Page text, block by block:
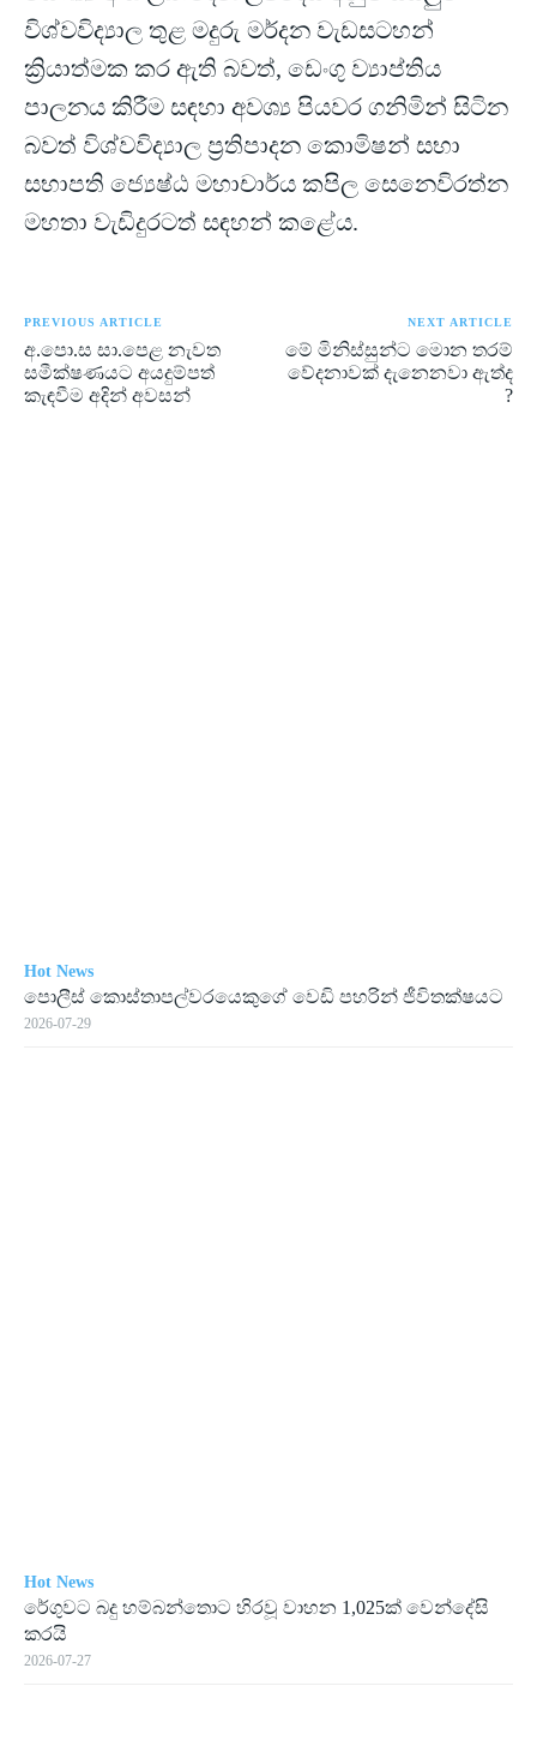
විශ්වවිද්‍යාල තුළ මදුරු මර්දන වැඩසටහන්
ක්‍රියාත්මක කර ඇති බවත්, ඩෙංගු ව්‍යාප්තිය
පාලනය කිරීම සඳහා අවශ්‍ය පියවර ගනිමින් සිටින
බවත් විශ්වවිද්‍යාල ප්‍රතිපාදන කොමිෂන් සභා
සභාපති ජ්‍යෙෂ්ඨ මහාචාර්ය කපිල සෙනෙවිරත්න
මහතා වැඩිදුරටත් සඳහන් කළේය.
PREVIOUS ARTICLE
අ.පො.ස සා.පෙළ නැවත
සමීක්ෂණයට අයදුම්පත්
කැඳවීම අදින් අවසන්
NEXT ARTICLE
මේ මිනිස්සුන්ට මොන තරම්
වේදනාවක් දැනෙනවා ඇත්ද
?
Hot News
පොලීස් කොස්තාපල්වරයෙකුගේ වෙඩි පහරින් ජීවිතක්ෂයට
2026-07-29
Hot News
රේගු­වට බදු හම්බ­න්තොට හිරවූ වාහන 1,025ක් වෙන්දේසි
කරයි
2026-07-27